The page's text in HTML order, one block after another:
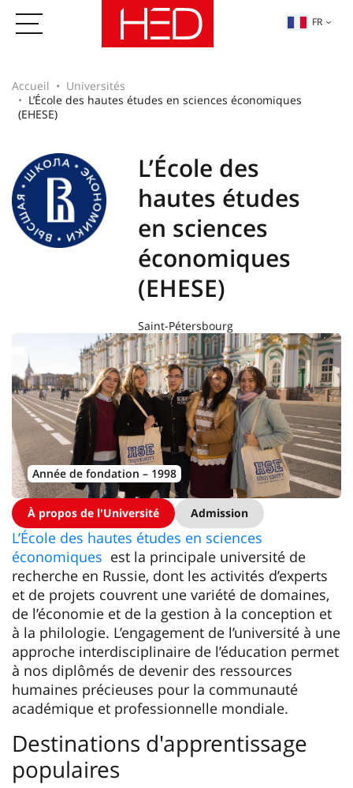
FR
Accueil
Universités
L’École des hautes études en sciences économiques
(EHESE)
L’École des
hautes études
en sciences
économiques
(EHESE)
Saint-Pétersbourg
Année de fondation – 1998
À propos de l'Université Admission
L’École des hautes études en sciences
économiques est la principale université de
recherche en Russie, dont les activités d’experts
et de projets couvrent une variété de domaines,
de l’économie et de la gestion à la conception et
à la philologie. L’engagement de l’université à une
approche interdisciplinaire de l’éducation permet
à nos diplômés de devenir des ressources
humaines précieuses pour la communauté
académique et professionnelle mondiale.
Destinations d'apprentissage
populaires